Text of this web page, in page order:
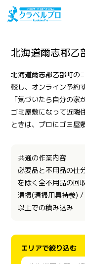
北海道爾志郡乙
北海道爾志郡乙部町の
較し、オンライン予約
「気づいたら自分の
ゴミ屋敷になって近隣
ときは、プロにゴミ屋
共通の作業内容
必要品と不用品の仕
を除く全不用品の回
清掃(清掃用具持参) /
以上での積み込み
エリアで絞り込む